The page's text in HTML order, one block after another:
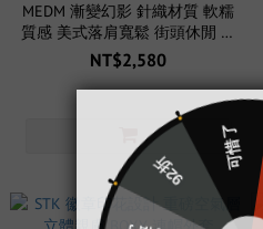
MEDM 漸變幻影 針織材質 軟糯
質感 美式落肩寬鬆 街頭休閒 連
帽外套
NT$2,580